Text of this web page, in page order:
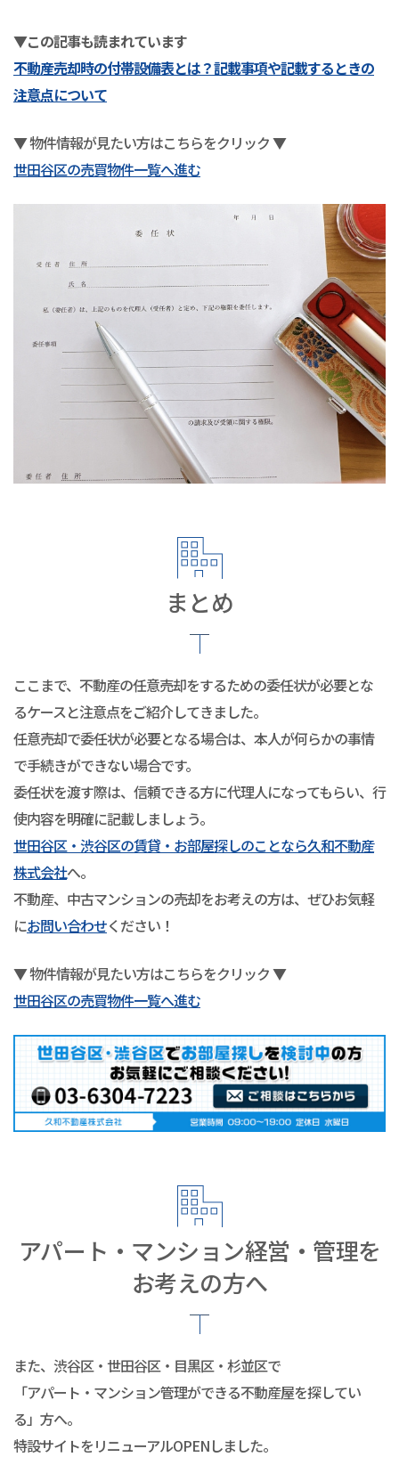
▼この記事も読まれています
不動産売却時の付帯設備表とは？記載事項や記載するときの
注意点について
▼ 物件情報が見たい方はこちらをクリック ▼
世田谷区の売買物件一覧へ進む
まとめ
ここまで、不動産の任意売却をするための委任状が必要とな
るケースと注意点をご紹介してきました。
任意売却で委任状が必要となる場合は、本人が何らかの事情
で手続きができない場合です。
委任状を渡す際は、信頼できる方に代理人になってもらい、行
使内容を明確に記載しましょう。
世田谷区・渋谷区の賃貸・お部屋探しのことなら久和不動産
株式会社へ。
不動産、中古マンションの売却をお考えの方は、ぜひお気軽
にお問い合わせください！
▼ 物件情報が見たい方はこちらをクリック ▼
世田谷区の売買物件一覧へ進む
アパート・マンション経営・管理を
お考えの方へ
また、渋谷区・世田谷区・目黒区・杉並区で
「アパート・マンション管理ができる不動産屋を探してい
る」方へ。
特設サイトをリニューアルOPENしました。